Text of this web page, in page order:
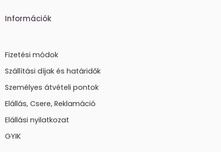
Információk
Fizetési módok
Szállítási díjak és határidők
Személyes átvételi pontok
Elállás, Csere, Reklamáció
Elállási nyilatkozat
GYIK